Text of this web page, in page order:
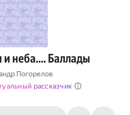
и неба…. Баллады
Погорелов
рассказчик